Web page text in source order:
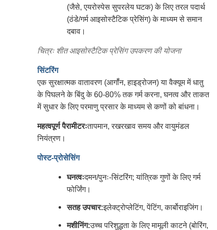
(जैसे, एयरोस्पेस सुपरलेय घटक) के लिए तरल पदार्थ
(ठंडे/गर्म आइसोस्टैटिक प्रेसिंग) के माध्यम से समान
दबाव।
चित्रः शीत आइसोस्टैटिक प्रेसिंग उपकरण की योजना
सिंटरिंग
एक सुरक्षात्मक वातावरण (आर्गॉन, हाइड्रोजन) या वैक्यूम में धातु
के पिघलने के बिंदु के 60-80% तक गर्म करना, घनत्व और ताकत
में सुधार के लिए परमाणु प्रसार के माध्यम से कणों को बांधना।
महत्वपूर्ण पैरामीटरःतापमान, रखरखाव समय और वायुमंडल
नियंत्रण।
पोस्ट-प्रोसेसिंग
घनत्वःदमन/पुनः-सिंटरिंग; यांत्रिक गुणों के लिए गर्म
फोर्जिंग।
सतह उपचार:इलेक्ट्रोप्लेटिंग, पेंटिंग, कार्बोराइजिंग।
मशीनिंग:उच्च परिशुद्धता के लिए मामूली काटने (बोरिंग,